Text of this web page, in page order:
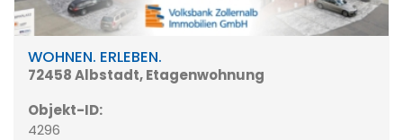
WOHNEN. ERLEBEN.
72458 Albstadt, Etagenwohnung
Objekt-ID:
4296